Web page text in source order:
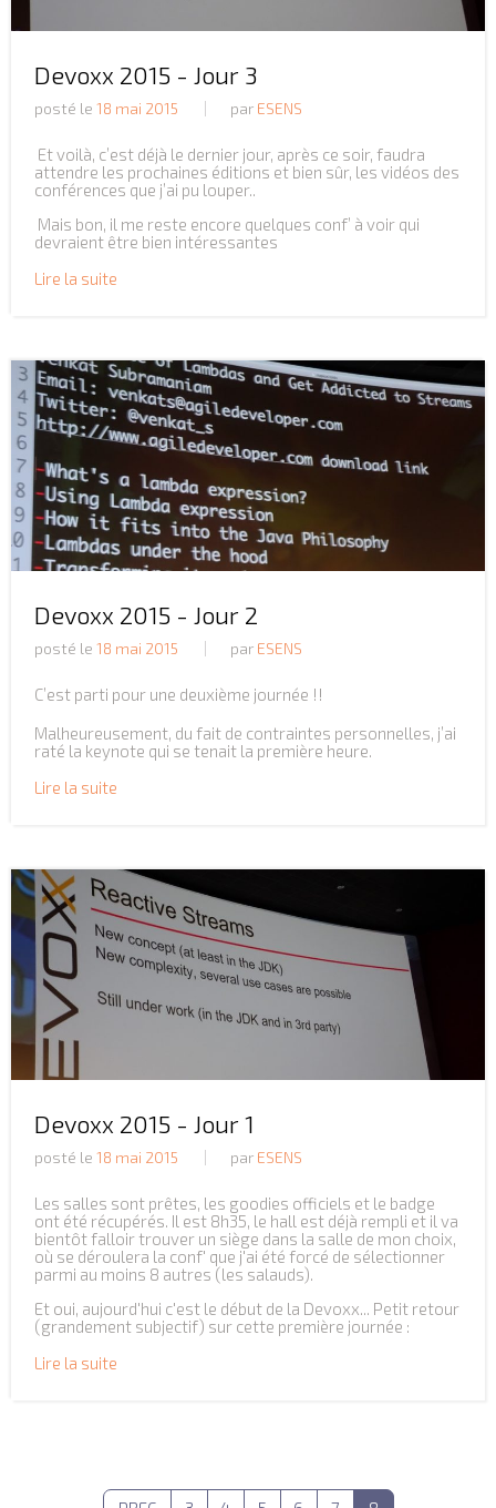
Devoxx 2015 - Jour 3
posté le 18 mai 2015 par ESENS
Et voilà, c’est déjà le dernier jour, après ce soir, faudra
attendre les prochaines éditions et bien sûr, les vidéos des
conférences que j’ai pu louper..
Mais bon, il me reste encore quelques conf’ à voir qui
devraient être bien intéressantes
Lire la suite
Devoxx 2015 - Jour 2
posté le 18 mai 2015 par ESENS
C’est parti pour une deuxième journée !!
Malheureusement, du fait de contraintes personnelles, j’ai
raté la keynote qui se tenait la première heure.
Lire la suite
Devoxx 2015 - Jour 1
posté le 18 mai 2015 par ESENS
Les salles sont prêtes, les goodies officiels et le badge
ont été récupérés. Il est 8h35, le hall est déjà rempli et il va
bientôt falloir trouver un siège dans la salle de mon choix,
où se déroulera la conf' que j'ai été forcé de sélectionner
parmi au moins 8 autres (les salauds).
Et oui, aujourd'hui c'est le début de la Devoxx... Petit retour
(grandement subjectif) sur cette première journée :
Lire la suite